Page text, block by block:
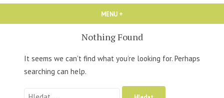
MENU +
Nothing Found
It seems we can’t find what you’re looking for. Perhaps
searching can help.
Vyhledávání